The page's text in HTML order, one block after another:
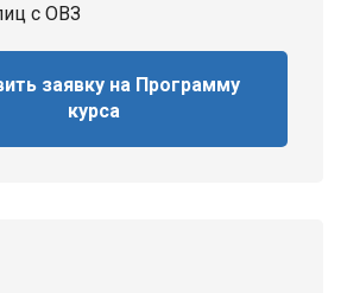
с ОВЗ
заявку на Программу
курса